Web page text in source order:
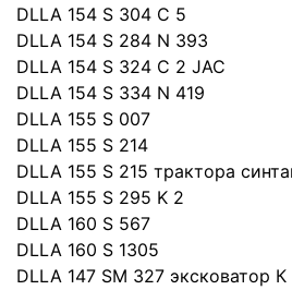
DLLA 154 S 304 C 5
DLLA 154 S 284 N 393
DLLA 154 S 324 C 2 JAC
DLLA 154 S 334 N 419
DLLA 155 S 007
DLLA 155 S 214
DLLA 155 S 215 трактора
DLLA 155 S 295 K 2
DLLA 160 S 567
DLLA 160 S 1305
DLLA 147 SM 327 эксковатор К